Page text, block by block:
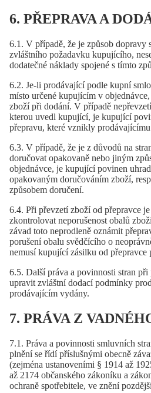
6. PŘEPRAVA A
6.1. V případě, že je způsob dopravy
zvláštního požadavku kupujícího,
dodatečné náklady spojené s tímto
6.2. Je-li prodávající podle kupní
místo určené kupujícím v
zboží při dodání. V případě
kterou uvedl kupující, je kupující
přepravu, které vznikly
6.3. V případě, že je z důvodů na
doručovat opakovaně nebo jiným
objednávce, je kupující povinen
opakovaným doručováním zboží,
způsobem doručení.
6.4. Při převzetí zboží od přepravce
zkontrolovat neporušenost obalů
závad toto neprodleně oznámit
porušení obalu svědčícího o
nemusí kupující zásilku od přepravce
6.5. Další práva a povinnosti stran při
upravit zvláštní dodací podmínky
prodávajícím vydány.
7. PRÁVA Z
7.1. Práva a povinnosti smluvních
plnění se řídí příslušnými obecně
(zejména ustanoveními § 1914 až
až 2174 občanského zákoníku a
ochraně spotřebitele, ve znění